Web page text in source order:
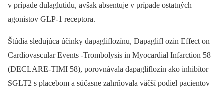
v prípade dulaglutidu, avšak absentuje v prípade ostatných
agonistov GLP-1 receptora.
Štúdia sledujúca účinky dapagliflozínu, Dapaglifl ozin Effect on
Cardiovascular Events -Trombolysis in Myocardial Infarction 58
(DECLARE-TIMI 58), porovnávala dapagliflozín ako inhibítor
SGLT2 s placebom a súčasne zahrňovala väčší podiel pacientov